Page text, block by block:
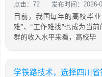
点击：72 发布时间：2026-
目前，我国每年的高校毕
难”、“工作难找”也成为当
群的收入水平来看，高校毕
学铁路技术，选择四川